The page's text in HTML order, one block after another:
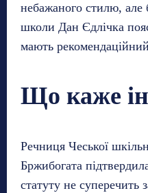
небажаного стилю, але
школи Дан Єдлічка
мають
Що каже
Речниця Чеської
Бржибогата
статуту не